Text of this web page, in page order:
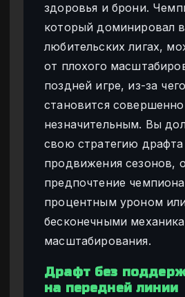
здоровья и брони.
который доминировал
любительских лигах,
от плохого
поздней игре, из-за
становится совершенно
незначительным. Вы
свою стратегию
продвижения сезонов,
предпочтение
процентным уроном
бесконечными
масштабирования.
Драфт без
на передней линии